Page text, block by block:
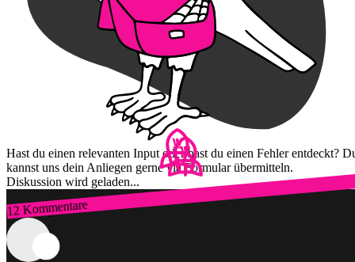
Hast du einen relevanten Input oder hast du einen Fehler entdeckt?
kannst uns dein Anliegen gerne via Formular übermitteln.
Diskussion wird geladen...
12 Kommentare
Zum Login